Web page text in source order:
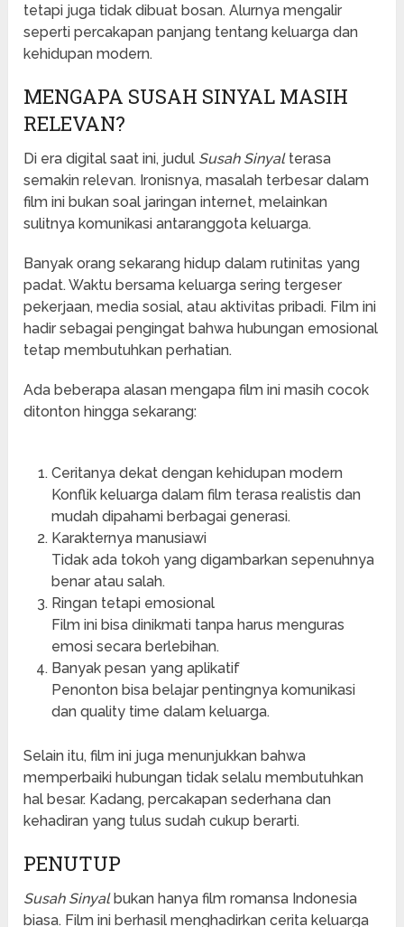
tetapi juga tidak dibuat bosan. Alurnya mengalir
seperti percakapan panjang tentang keluarga dan
kehidupan modern.
MENGAPA SUSAH SINYAL MASIH
RELEVAN?
Di era digital saat ini, judul Susah Sinyalterasa
semakin relevan. Ironisnya, masalah terbesar dalam
film ini bukan soal jaringan internet, melainkan
sulitnya komunikasi antaranggota keluarga.
Banyak orang sekarang hidup dalam rutinitas yang
padat. Waktu bersama keluarga sering tergeser
pekerjaan, media sosial, atau aktivitas pribadi. Film ini
hadir sebagai pengingat bahwa hubungan emosional
tetap membutuhkan perhatian.
Ada beberapa alasan mengapa film ini masih cocok
ditonton hingga sekarang:
Ceritanya dekat dengan kehidupan modern
Konflik keluarga dalam film terasa realistis dan
mudah dipahami berbagai generasi.
Karakternya manusiawi
Tidak ada tokoh yang digambarkan sepenuhnya
benar atau salah.
Ringan tetapi emosional
Film ini bisa dinikmati tanpa harus menguras
emosi secara berlebihan.
Banyak pesan yang aplikatif
Penonton bisa belajar pentingnya komunikasi
dan quality time dalam keluarga.
Selain itu, film ini juga menunjukkan bahwa
memperbaiki hubungan tidak selalu membutuhkan
hal besar. Kadang, percakapan sederhana dan
kehadiran yang tulus sudah cukup berarti.
PENUTUP
Susah Sinyalbukan hanya film romansa Indonesia
biasa. Film ini berhasil menghadirkan cerita keluarga